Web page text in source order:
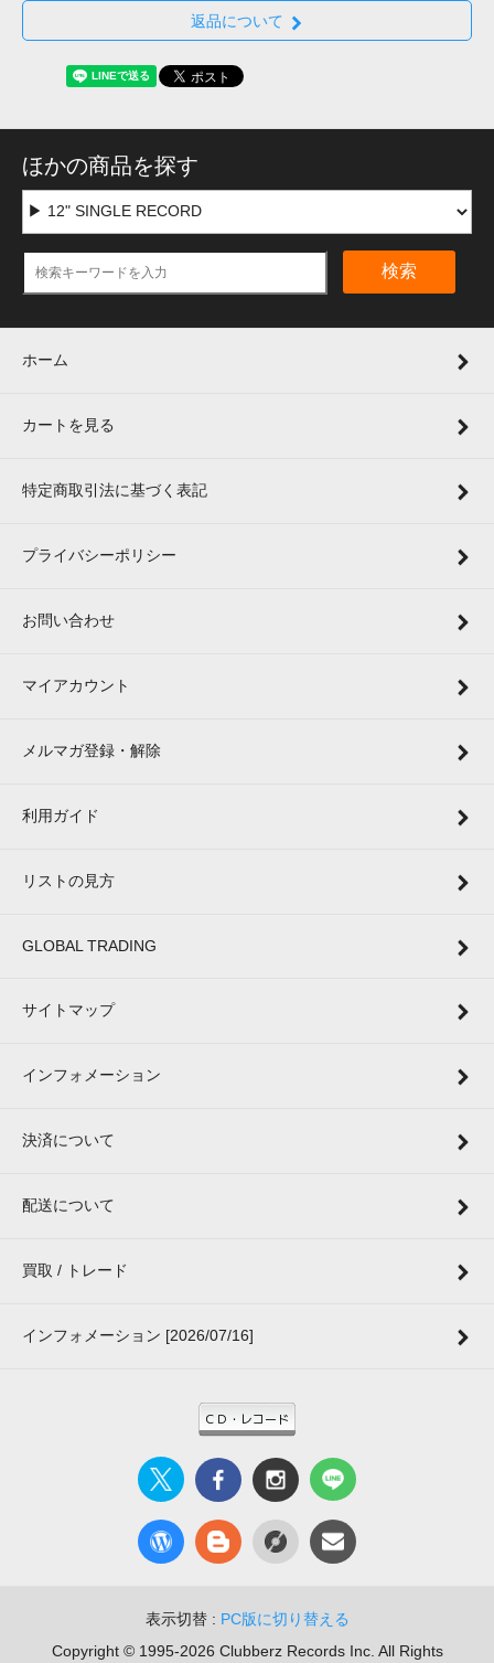
返品について
ほかの商品を探す
検索
ホーム
カートを見る
特定商取引法に基づく表記
プライバシーポリシー
お問い合わせ
マイアカウント
メルマガ登録・解除
利用ガイド
リストの見方
GLOBAL TRADING
サイトマップ
インフォメーション
決済について
配送について
買取 / トレード
インフォメーション [2026/07/16]
表示切替 : PC版に切り替える
Copyright © 1995-2026 Clubberz Records Inc. All Rights